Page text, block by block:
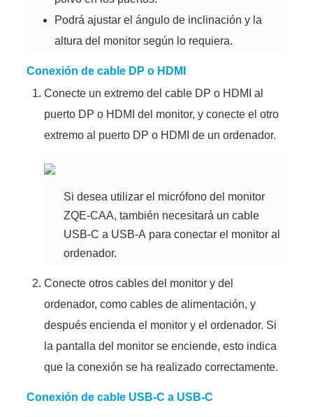
Podrá ajustar el ángulo de inclinación y la
altura del monitor según lo requiera.
Conexión de cable DP o HDMI
Conecte un extremo del cable DP o HDMI al
puerto DP o HDMI del monitor, y conecte el otro
extremo al puerto DP o HDMI de un ordenador.
Si desea utilizar el micrófono del monitor
ZQE-CAA, también necesitará un cable
USB-C a USB-A para conectar el monitor al
ordenador.
Conecte otros cables del monitor y del
ordenador, como cables de alimentación, y
después encienda el monitor y el ordenador. Si
la pantalla del monitor se enciende, esto indica
que la conexión se ha realizado correctamente.
Conexión de cable USB-C a USB-C